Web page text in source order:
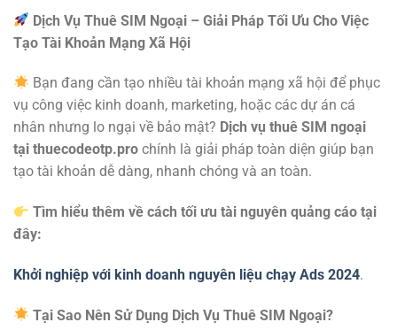
Dịch Vụ Thuê SIM Ngoại – Giải Pháp Tối Ưu Cho Việc
Tạo Tài Khoản Mạng Xã Hội
Bạn đang cần tạo nhiều tài khoản mạng xã hội để phục
vụ công việc kinh doanh, marketing, hoặc các dự án cá
nhân nhưng lo ngại về bảo mật? Dịch vụ thuê SIM ngoại
tại thuecodeotp.pro chính là giải pháp toàn diện giúp bạn
tạo tài khoản dễ dàng, nhanh chóng và an toàn.
Tìm hiểu thêm về cách tối ưu tài nguyên quảng cáo tại
đây:
Khởi nghiệp với kinh doanh nguyên liệu chạy Ads 2024.
Tại Sao Nên Sử Dụng Dịch Vụ Thuê SIM Ngoại?